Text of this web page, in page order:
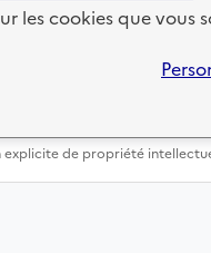
les cookies que vous
explicite de propriété